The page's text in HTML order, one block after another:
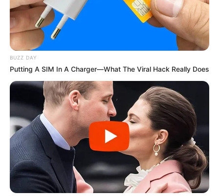
ΔΗΜΟΦΙΛΗ ΑΡΘΡΑ
BUZZ DAY
Putting A SIM In A Charger—What The Viral Hack Really Does